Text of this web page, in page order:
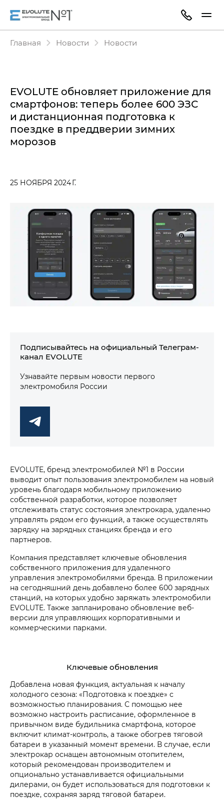
Главная Новости Новости
EVOLUTE обновляет приложение для
смартфонов: теперь более 600 ЭЗС
и дистанционная подготовка к
поездке в преддверии зимних
морозов
25 НОЯБРЯ 2024 Г.
Подписывайтесь на официальный Телеграм-
канал EVOLUTE
Узнавайте первым новости первого
электромобиля России
EVOLUTE, бренд электромобилей №1 в России
выводит опыт пользования электромобилем на новый
уровень благодаря мобильному приложению
собственной разработки, которое позволяет
отслеживать статус состояния электрокара, удаленно
управлять рядом его функций, а также осуществлять
зарядку на зарядных станциях бренда и его
партнеров.
Компания представляет ключевые обновления
собственного приложения для удаленного
управления электромобилями бренда. В приложении
на сегодняшний день добавлено более 600 зарядных
станций, на которых удобно заряжать электромобили
EVOLUTE. Также запланировано обновление веб-
версии для управляющих корпоративными и
коммерческими парками.
Ключевые обновления
Добавлена новая функция, актуальная к началу
холодного сезона: «Подготовка к поездке» с
возможностью планирования. С помощью нее
возможно настроить расписание, оформленное в
привычном виде будильника смартфона, которое
включит климат-контроль, а также обогрев тяговой
батареи в указанный момент времени. В случае, если
электрокар оснащен автономным отопителем,
который рекомендован производителем и
опционально устанавливается официальными
дилерами, он будет использоваться для подготовки к
поездке, сохраняя заряд тяговой батареи.